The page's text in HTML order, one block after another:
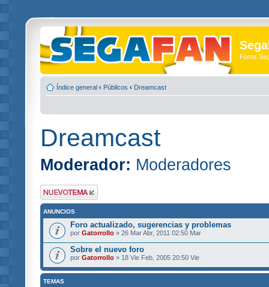
Foros
Índice general ‹ Públicos ‹ Dreamcast
Dreamcast
Moderador: Moderadores
Publicar un nuevo
tema
ANUNCIOS
Foro actualizado, sugerencias y problemas
por Gatorrollo » 26 Mar Abr, 2011 02:50 Mar
Sobre el nuevo foro
por Gatorrollo » 18 Vie Feb, 2005 20:50 Vie
TEMAS